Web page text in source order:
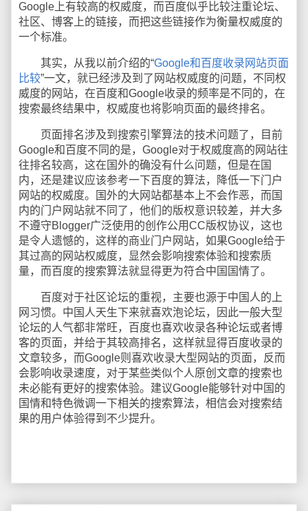
Google上有较高的权威度，而百度似乎比较注重论坛、
社区、博客上的链接，而把这些链接作为衡量权威度的
一个标准。
其实，从我以前介绍的“Google和百度收录网站页面
比较”一文，就已经涉及到了网站权威度的问题，不同权
威度的网站，在百度和Google收录的频率是不同的，在
搜索最终结果中，权威度也将影响页面的最终排名。
页面排名涉及到搜索引擎算法的技术问题了，目前
Google和百度不同的是，Google对于权威度高的网站往
往排名较高，这在国外的确没有什么问题，但是在国
内，还是建议应该参考一下百度的算法，降低一下门户
网站的权威度。国外的大网站都基本上不会作恶，而国
内的门户网站就不同了，他们的版权意识较差，并大多
不遵守Blogger广泛使用的创作公用CC版权协议，这也
是令人遗憾的，这样的商业门户网站，如果Google给于
其过高的网站权威度，显然会影响搜索体验和搜索质
量，而百度的搜索算法就显得更为符合中国国情了。
百度对于社区论坛的重视，主要也源于中国人的上
网习惯。中国人天生下来就喜欢泡论坛，因此一般大型
论坛的人气都非常旺，百度也喜欢收录各种论坛或者博
客的页面，并给于其较高排名，这样就显得百度收录的
文章较多，而Google则喜欢收录大型网站的页面，反而
会影响收录速度，对于某些类似个人原创文章的搜索也
未必能有更好的搜索体验。建议Google能够针对中国的
国情和特色微调一下相关的搜索算法，相信会对搜索结
果的用户体验得到不少提升。